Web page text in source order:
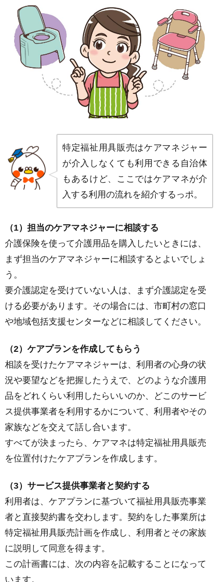
特定福祉用具販売はケアマネジャー
が介入しなくても利用できる自治体
もあるけど、ここではケアマネが介
入する利用の流れを紹介するっポ。
（1）担当のケアマネジャーに相談する
介護保険を使って介護用品を購入したいときには、
まず担当のケアマネジャーに相談するとよいでしょ
う。
要介護認定を受けていない人は、まず介護認定を受
ける必要があります。その場合には、市町村の窓口
や地域包括支援センターなどに相談してください。
（2）ケアプランを作成してもらう
相談を受けたケアマネジャーは、利用者の心身の状
況や要望などを把握したうえで、どのような介護用
品をどれくらい利用したらいいのか、どこのサービ
ス提供事業者を利用するかについて、利用者やその
家族などを交えて話し合います。
すべてが決まったら、ケアマネは特定福祉用具販売
を位置付けたケアプランを作成します。
（3）サービス提供事業者と契約する
利用者は、ケアプランに基づいて福祉用具販売事業
者と直接契約書を交わします。契約をした事業所は
特定福祉用具販売計画を作成し、利用者とその家族
に説明して同意を得ます。
この計画書には、次の内容を記載することになって
います。